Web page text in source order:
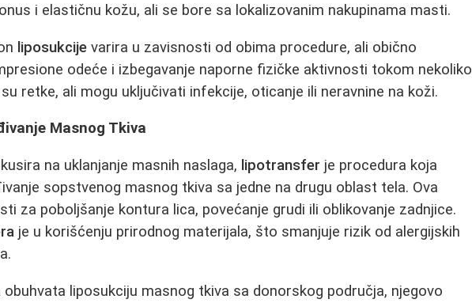
i elastičnu kožu, ali se bore sa lokalizovanim nakupinama masti.
liposukcije varira u zavisnosti od obima procedure, ali obično
odeće i izbegavanje naporne fizičke aktivnosti tokom nekoliko
retke, ali mogu uključivati infekcije, oticanje ili neravnine na koži.
Masnog Tkiva
na uklanjanje masnih naslaga, lipotransfer je procedura koja
sopstvenog masnog tkiva sa jedne na drugu oblast tela. Ova
za poboljšanje kontura lica, povećanje grudi ili oblikovanje zadnjice.
je u korišćenju prirodnog materijala, što smanjuje rizik od alergijskih
obuhvata liposukciju masnog tkiva sa donorskog područja, njegovo